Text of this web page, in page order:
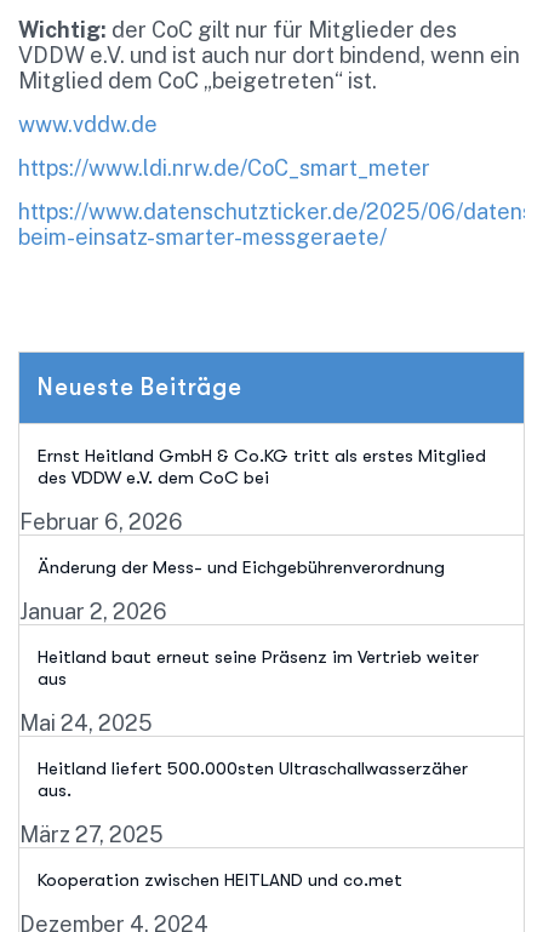
Wichtig: der CoC gilt nur für Mitglieder des
VDDW e.V. und ist auch nur dort bindend, wenn ein
Mitglied dem CoC „beigetreten“ ist.
www.vddw.de
https://www.ldi.nrw.de/CoC_smart_meter
https://www.datenschutzticker.de/2025/06/
beim-einsatz-smarter-messgeraete/
Neueste Beiträge
Ernst Heitland GmbH & Co.KG tritt als erstes Mitglied
des VDDW e.V. dem CoC bei
Februar 6, 2026
Änderung der Mess- und Eichgebührenverordnung
Januar 2, 2026
Heitland baut erneut seine Präsenz im Vertrieb weiter
aus
Mai 24, 2025
Heitland liefert 500.000sten Ultraschallwasserzäher
aus.
März 27, 2025
Kooperation zwischen HEITLAND und co.met
Dezember 4, 2024